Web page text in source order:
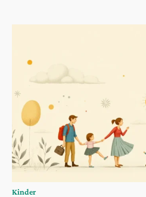
Kinder